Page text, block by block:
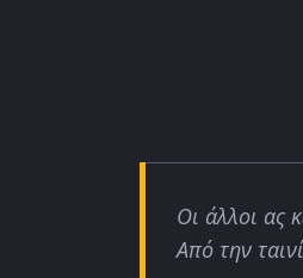
Οι άλλοι ας
Από την